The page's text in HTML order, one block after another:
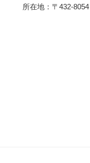
所在地：〒432-